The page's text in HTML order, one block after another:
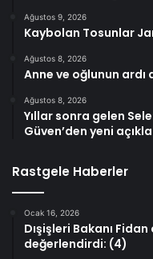
Ağustos 9, 2026
Kaybolan Tosunlar
Ağustos 8, 2026
Anne ve oğlunun ardı
Ağustos 8, 2026
Yıllar sonra gelen
Güven’den yeni
Rastgele Haberler
Ocak 16, 2026
Dışişleri Bakanı
değerlendirdi: (4)